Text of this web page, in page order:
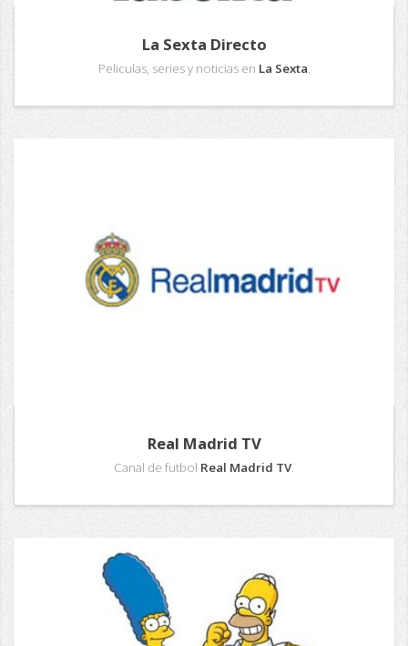
La Sexta Directo
Peliculas, series y noticias en La Sexta.
Real Madrid TV
Canal de futbol Real Madrid TV.